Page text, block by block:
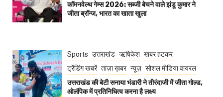
कॉमनवेल्थ गेम्स 2026: सब्जी बेचने वाले झंडू कुमार ने
जीता ब्रॉन्ज, भारत का खाता खुला
Sports उत्तराखंड ऋषिकेश खबर हटकर
ट्रेंडिंग खबरें ताज़ा ख़बर न्यूज़ सोशल मीडिया वायरल
उत्तराखंड की बेटी सनाया भंडारी ने तीरंदाजी में जीता गोल्ड,
ओलंपिक में प्रतिनिधित्व करना है लक्ष्य